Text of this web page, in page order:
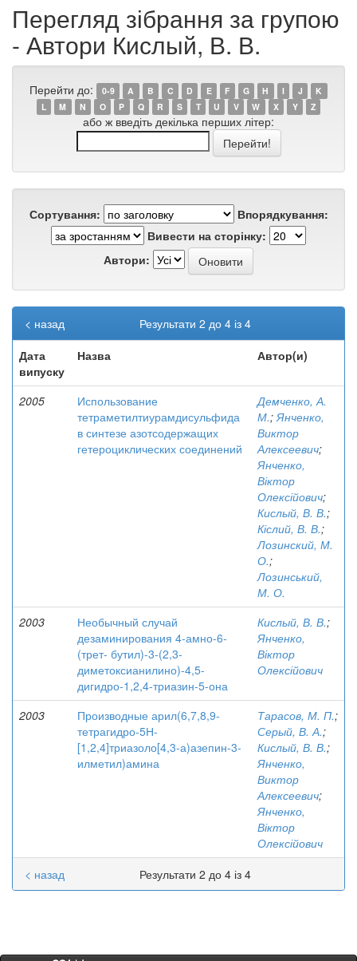
Перегляд зібрання за групою
- Автори Кислый, В. В.
Перейти до: 0-9 A B C D E F G H I J
K
L
M N O P Q R S T U V W X Y Z
або ж введіть декілька перших літер:
Сортування:
Впорядкування:
Вивести на сторінку:
Автори:
Результати 2 до 4 із 4
< назад
Дата
випуску
Назва Автор(и)
2005
Использование
тетраметилтиурамдисульфида
в синтезе азотсодержащих
гетероциклических соединений
Демченко, А.
М.;Янченко,
Виктор
Алексеевич;
Янченко,
Віктор
Олексійович;
Кислый, В. В.;
Кіслий, В. В.;
Лозинский, М.
О.;
Лозинський,
М. О.
2003
Необычный случай
дезаминирования 4-амно-6-
(трет- бутил)-3-(2,3-
диметоксианилино)-4,5-
дигидро-1,2,4-триазин-5-она
Кислый, В. В.;
Янченко,
Віктор
Олексійович
2003
Производные арил(6,7,8,9-
тетрагидро-5Н-
[1,2,4]триазоло[4,3-а)азепин-3-
илметил)амина
Тарасов, М. П.;
Серый, В. А.;
Кислый, В. В.;
Янченко,
Виктор
Алексеевич;
Янченко,
Віктор
Олексійович
Результати 2 до 4 із 4
< назад